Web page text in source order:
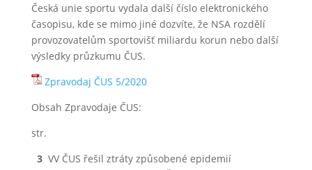
Česká unie sportu vydala další číslo elektronického
časopisu, kde se mimo jiné dozvíte, že NSA rozdělí
provozovatelům sportovišť miliardu korun nebo další
výsledky průzkumu ČUS.
Zpravodaj ČUS 5/2020
Obsah Zpravodaje ČUS:
str.
3 VV ČUS řešil ztráty způsobené epidemií